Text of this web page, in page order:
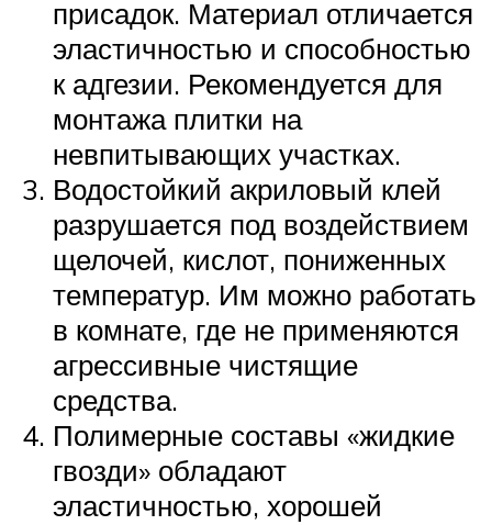
присадок. Материал отличается
эластичностью и способностью
к адгезии. Рекомендуется для
монтажа плитки на
невпитывающих участках.
Водостойкий акриловый клей
разрушается под воздействием
щелочей, кислот, пониженных
температур. Им можно работать
в комнате, где не применяются
агрессивные чистящие
средства.
Полимерные составы «жидкие
гвозди» обладают
эластичностью, хорошей